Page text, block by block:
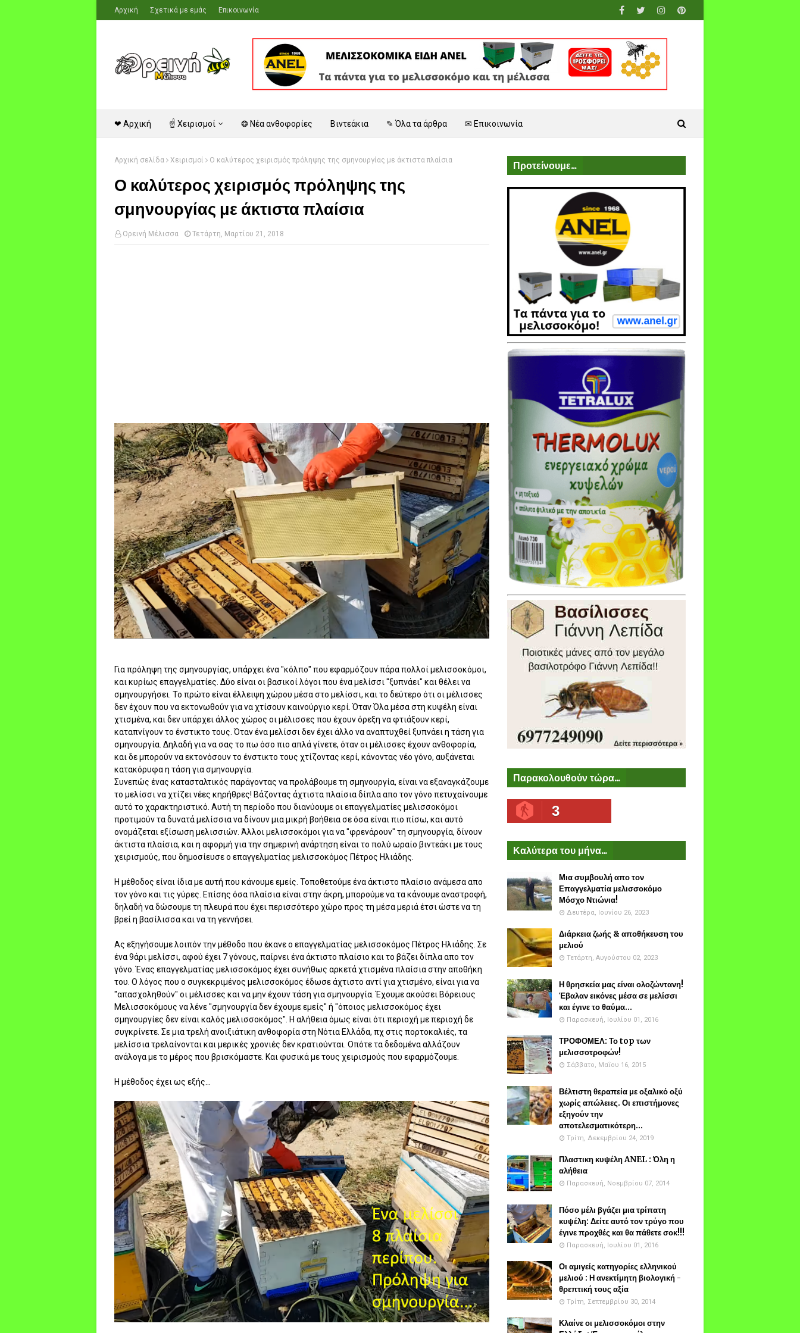
Αρχική Σχετικά με εμάς Επικοινωνία
❤ Αρχική ☝ Χειρισμοί ❂ Νέα ανθοφορίες Βιντεάκια ✎ Όλα τα άρθρα ✉ Επικοινωνία
Αρχική σελίδα Χειρισμοί Ο καλύτερος χειρισμός πρόληψης της σμηνουργίας με άκτιστα πλαίσια
Ο καλύτερος χειρισμός πρόληψης της
σμηνουργίας με άκτιστα πλαίσια
Ορεινή Μέλισσα Τετάρτη, Μαρτίου 21, 2018
Για πρόληψη της σμηνουργίας, υπάρχει ένα "κόλπο" που εφαρμόζουν πάρα πολλοί μελισσοκόμοι,
και κυρίως επαγγελματίες. Δύο είναι οι βασικοί λόγοι που ένα μελίσσι "ξυπνάει" και θέλει να
σμηνουργήσει. Το πρώτο είναι έλλειψη χώρου μέσα στο μελίσσι, και το δεύτερο ότι οι μέλισσες
δεν έχουν που να εκτονωθούν για να χτίσουν καινούργιο κερί. Όταν Όλα μέσα στη κυψέλη είναι
χτισμένα, και δεν υπάρχει άλλος χώρος οι μέλισσες που έχουν όρεξη να φτιάξουν κερί,
καταπνίγουν το ένστικτο τους. Όταν ένα μελίσσι δεν έχει άλλο να αναπτυχθεί ξυπνάει η τάση για
σμηνουργία. Δηλαδή για να σας το πω όσο πιο απλά γίνετε, όταν οι μέλισσες έχουν ανθοφορία,
και δε μπορούν να εκτονόσουν το ένστικτο τους χτίζοντας κερί, κάνοντας νέο γόνο, αυξάνεται
κατακόρυφα η τάση για σμηνουργία.
Συνεπώς ένας κατασταλτικός παράγοντας να προλάβουμε τη σμηνουργία, είναι να εξαναγκάζουμε
το μελίσσι να χτίζει νέες κηρήθρες! Βάζοντας άχτιστα πλαίσια δίπλα απο τον γόνο πετυχαίνουμε
αυτό το χαρακτηριστικό. Αυτή τη περίοδο που διανύουμε οι επαγγελματίες μελισσοκόμοι
προτιμούν τα δυνατά μελίσσια να δίνουν μια μικρή βοήθεια σε όσα είναι πιο πίσω, και αυτό
ονομάζεται εξίσωση μελισσιών. Άλλοι μελισσοκόμοι για να "φρενάρουν" τη σμηνουργία, δίνουν
άκτιστα πλαίσια, και η αφορμή για την σημερινή ανάρτηση είναι το πολύ ωραίο βιντεάκι με τους
χειρισμούς, που δημοσίευσε ο επαγγελματίας μελισσοκόμος Πέτρος Ηλιάδης.
Η μέθοδος είναι ίδια με αυτή που κάνουμε εμείς. Τοποθετούμε ένα άκτιστο πλαίσιο ανάμεσα απο
τον γόνο και τις γύρες. Επίσης όσα πλαίσια είναι στην άκρη, μπορούμε να τα κάνουμε αναστροφή,
δηλαδή να δώσουμε τη πλευρά που έχει περισσότερο χώρο προς τη μέσα μεριά έτσι ώστε να τη
βρεί η βασίλισσα και να τη γεννήσει.
Ας εξηγήσουμε λοιπόν την μέθοδο που έκανε ο επαγγελματίας μελισσοκόμος Πέτρος Ηλιάδης. Σε
ένα 9άρι μελίσσι, αφού έχει 7 γόνους, παίρνει ένα άκτιστο πλαίσιο και το βάζει δίπλα απο τον
γόνο. Ένας επαγγελματίας μελισσοκόμος έχει συνήθως αρκετά χτισμένα πλαίσια στην αποθήκη
του. Ο λόγος που ο συγκεκριμένος μελισσοκόμος έδωσε άχτιστο αντί για χτισμένο, είναι για να
"απασχοληθούν" οι μέλισσες και να μην έχουν τάση για σμηνουργία. Έχουμε ακούσει Βόρειους
Μελισσοκόμους να λένε "σμηνουργία δεν έχουμε εμείς" ή "όποιος μελισσοκόμος έχει
σμηνουργίες δεν είναι καλός μελισσοκόμος". Η αλήθεια όμως είναι ότι περιοχή με περιοχή δε
συγκρίνετε. Σε μια τρελή ανοιξιάτικη ανθοφορία στη Νότια Ελλάδα, πχ στις πορτοκαλιές, τα
μελίσσια τρελαίνονται και μερικές χρονιές δεν κρατιούνται. Οπότε τα δεδομένα αλλάζουν
ανάλογα με το μέρος που βρισκόμαστε. Και φυσικά με τους χειρισμούς που εφαρμόζουμε.
Η μέθοδος έχει ως εξής...
Προτείνουμε...
Παρακολουθούν τώρα...
3
Καλύτερα του μήνα...
Μια συμβουλή απο τον
Επαγγελματία μελισσοκόμο
Μόσχο Ντιώνια!
Δευτέρα, Ιουνίου 26, 2023
Διάρκεια ζωής & αποθήκευση του
μελιού
Τετάρτη, Αυγούστου 02, 2023
Η θρησκεία μας είναι ολοζώντανη!
Έβαλαν εικόνες μέσα σε μελίσσι
και έγινε το θαύμα...
Παρασκευή, Ιουλίου 01, 2016
ΤΡΟΦΟΜΕΛ: Το top των
μελισσοτροφών!
Σάββατο, Μαΐου 16, 2015
Βέλτιστη θεραπεία με οξαλικό οξύ
χωρίς απώλειες. Οι επιστήμονες
εξηγούν την
αποτελεσματικότερη...
Τρίτη, Δεκεμβρίου 24, 2019
Πλαστικη κυψέλη ANEL : Όλη η
αλήθεια
Παρασκευή, Νοεμβρίου 07, 2014
Πόσο μέλι βγάζει μια τρίπατη
κυψέλη: Δείτε αυτό τον τρύγο που
έγινε προχθές και θα πάθετε σοκ!!!
Παρασκευή, Ιουλίου 01, 2016
Οι αμιγείς κατηγορίες ελληνικού
μελιού : Η ανεκτίμητη βιολογική -
θρεπτική τους αξία
Τρίτη, Σεπτεμβρίου 30, 2014
Κλαίνε οι μελισσοκόμοι στην